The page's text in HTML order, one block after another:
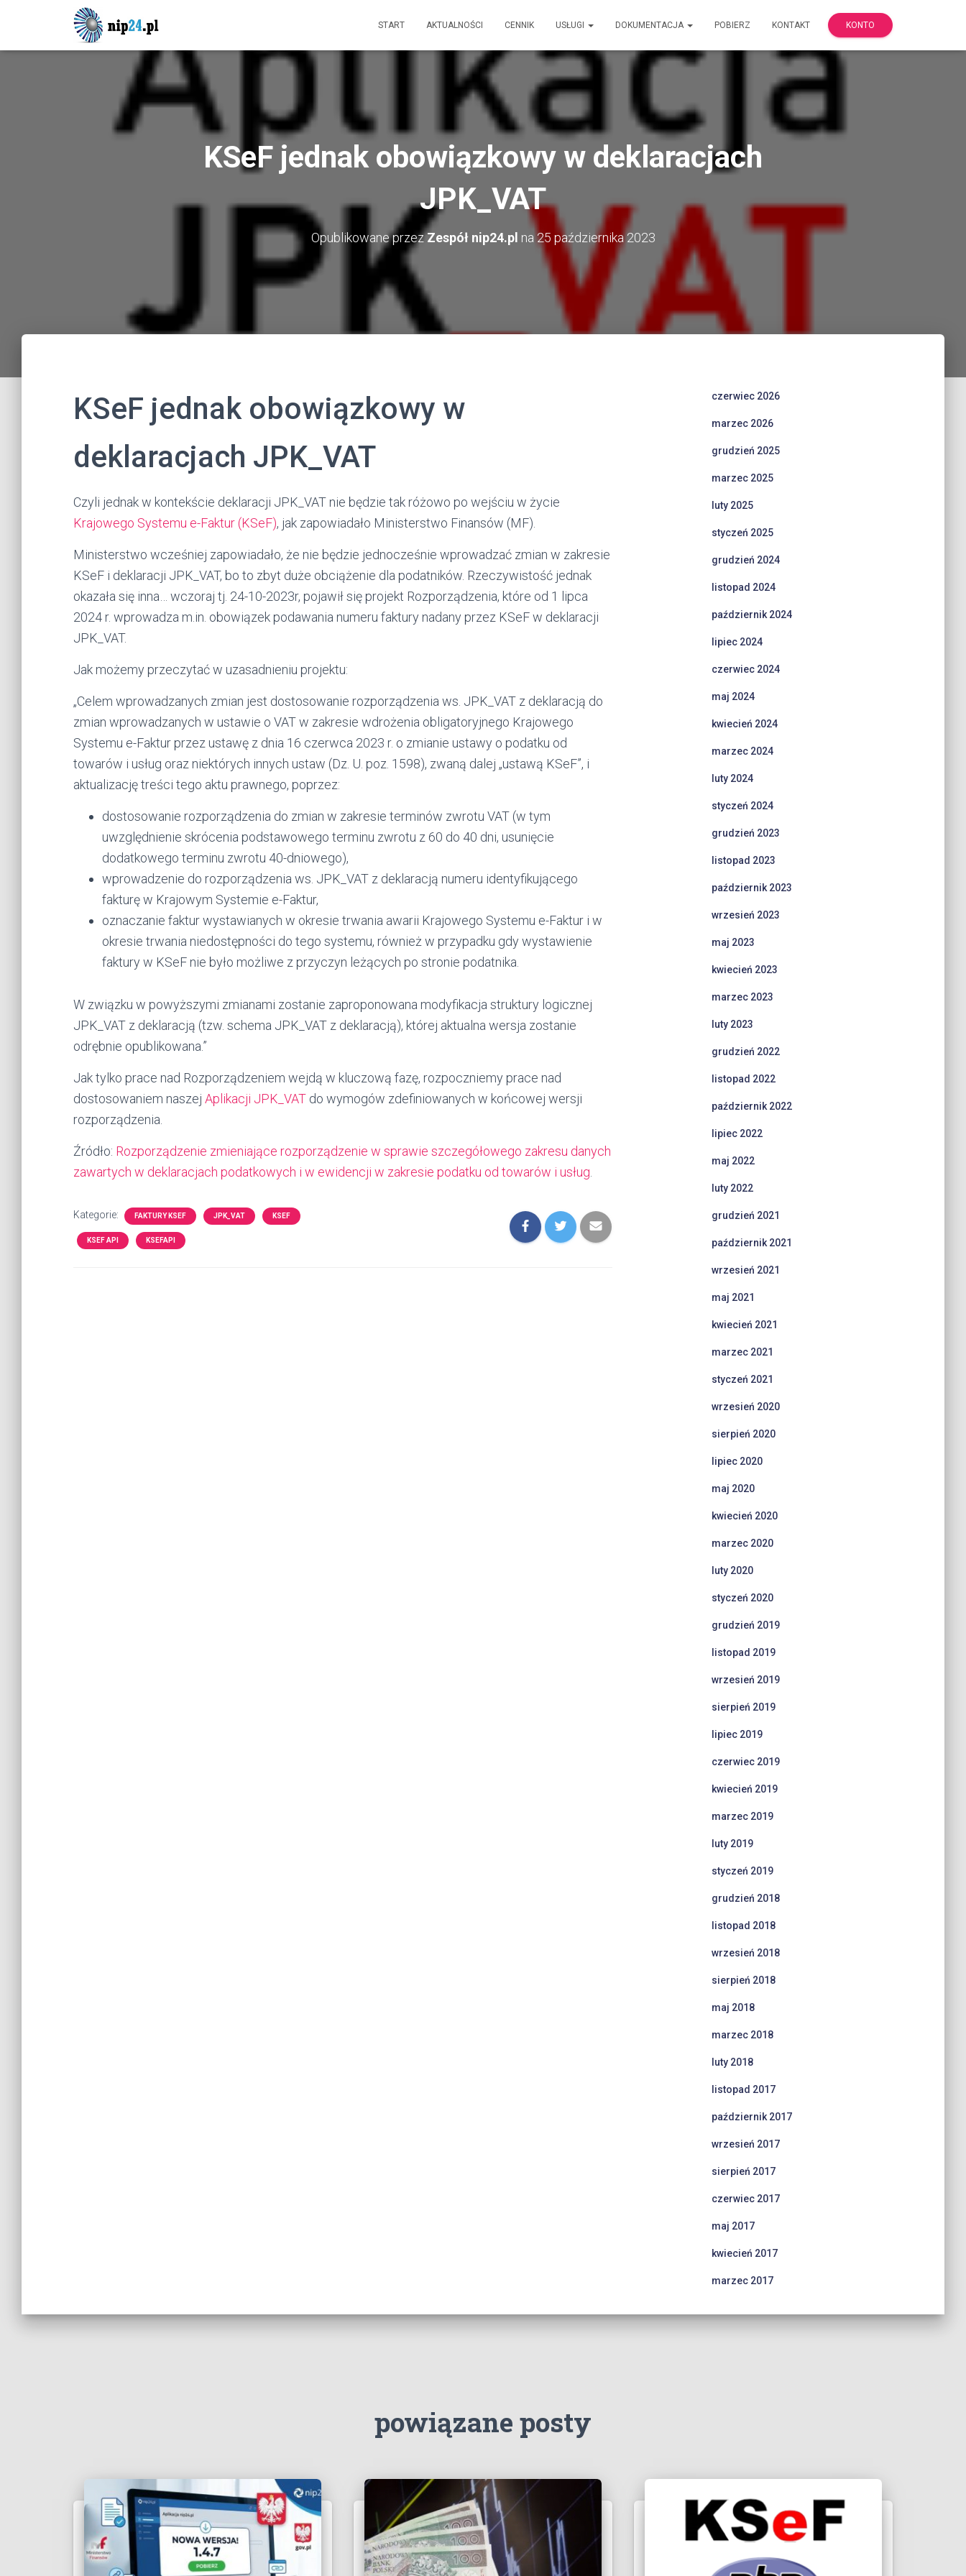
START AKTUALNOŚCI CENNIK USŁUGI DOKUMENTACJA POBIERZ KONTAKT KONTO
KSeF jednak obowiązkowy w deklaracjach
JPK_VAT
Opublikowane przezZespół nip24.pl na 25 października 2023
KSeF jednak obowiązkowy w
deklaracjach JPK_VAT
Czyli jednak w kontekście deklaracji JPK_VAT nie będzie tak różowo po wejściu w życie
Krajowego Systemu e-Faktur (KSeF), jak zapowiadało Ministerstwo Finansów (MF).
Ministerstwo wcześniej zapowiadało, że nie będzie jednocześnie wprowadzać zmian w zakresie
KSeF i deklaracji JPK_VAT, bo to zbyt duże obciążenie dla podatników. Rzeczywistość jednak
okazała się inna… wczoraj tj. 24-10-2023r, pojawił się projekt Rozporządzenia, które od 1 lipca
2024 r. wprowadza m.in. obowiązek podawania numeru faktury nadany przez KSeF w deklaracji
JPK_VAT.
Jak możemy przeczytać w uzasadnieniu projektu:
„Celem wprowadzanych zmian jest dostosowanie rozporządzenia ws. JPK_VAT z deklaracją do
zmian wprowadzanych w ustawie o VAT w zakresie wdrożenia obligatoryjnego Krajowego
Systemu e-Faktur przez ustawę z dnia 16 czerwca 2023 r. o zmianie ustawy o podatku od
towarów i usług oraz niektórych innych ustaw (Dz. U. poz. 1598), zwaną dalej „ustawą KSeF”, i
aktualizację treści tego aktu prawnego, poprzez:
dostosowanie rozporządzenia do zmian w zakresie terminów zwrotu VAT (w tym
uwzględnienie skrócenia podstawowego terminu zwrotu z 60 do 40 dni, usunięcie
dodatkowego terminu zwrotu 40-dniowego),
wprowadzenie do rozporządzenia ws. JPK_VAT z deklaracją numeru identyfikującego
fakturę w Krajowym Systemie e-Faktur,
oznaczanie faktur wystawianych w okresie trwania awarii Krajowego Systemu e-Faktur i w
okresie trwania niedostępności do tego systemu, również w przypadku gdy wystawienie
faktury w KSeF nie było możliwe z przyczyn leżących po stronie podatnika.
W związku w powyższymi zmianami zostanie zaproponowana modyfikacja struktury logicznej
JPK_VAT z deklaracją (tzw. schema JPK_VAT z deklaracją), której aktualna wersja zostanie
odrębnie opublikowana.”
Jak tylko prace nad Rozporządzeniem wejdą w kluczową fazę, rozpoczniemy prace nad
dostosowaniem naszej Aplikacji JPK_VAT do wymogów zdefiniowanych w końcowej wersji
rozporządzenia.
Źródło: Rozporządzenie zmieniające rozporządzenie w sprawie szczegółowego zakresu danych
zawartych w deklaracjach podatkowych i w ewidencji w zakresie podatku od towarów i usług
Kategorie: FAKTURY KSEF JPK_VAT KSEF
KSEF API KSEFAPI
czerwiec 2026
marzec 2026
grudzień 2025
marzec 2025
luty 2025
styczeń 2025
grudzień 2024
listopad 2024
październik 2024
lipiec 2024
czerwiec 2024
maj 2024
kwiecień 2024
marzec 2024
luty 2024
styczeń 2024
grudzień 2023
listopad 2023
październik 2023
wrzesień 2023
maj 2023
kwiecień 2023
marzec 2023
luty 2023
grudzień 2022
listopad 2022
październik 2022
lipiec 2022
maj 2022
luty 2022
grudzień 2021
październik 2021
wrzesień 2021
maj 2021
kwiecień 2021
marzec 2021
styczeń 2021
wrzesień 2020
sierpień 2020
lipiec 2020
maj 2020
kwiecień 2020
marzec 2020
luty 2020
styczeń 2020
grudzień 2019
listopad 2019
wrzesień 2019
sierpień 2019
lipiec 2019
czerwiec 2019
kwiecień 2019
marzec 2019
luty 2019
styczeń 2019
grudzień 2018
listopad 2018
wrzesień 2018
sierpień 2018
maj 2018
marzec 2018
luty 2018
listopad 2017
październik 2017
wrzesień 2017
sierpień 2017
czerwiec 2017
maj 2017
kwiecień 2017
marzec 2017
powiązane posty